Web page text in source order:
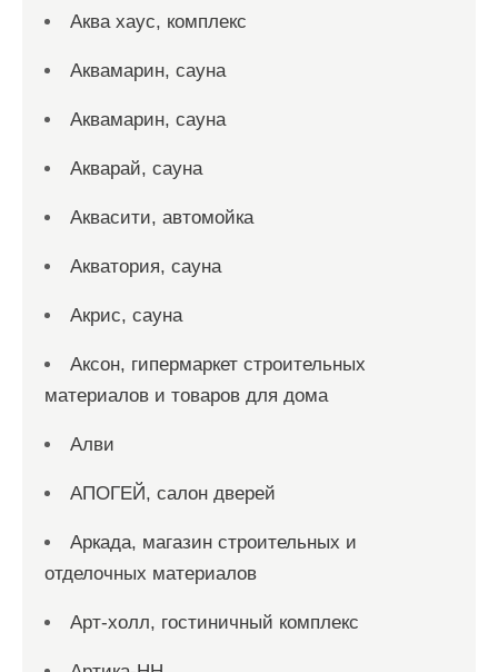
Аква хаус, комплекс
Аквамарин, сауна
Аквамарин, сауна
Акварай, сауна
Аквасити, автомойка
Акватория, сауна
Акрис, сауна
Аксон, гипермаркет строительных
материалов и товаров для дома
Алви
АПОГЕЙ, салон дверей
Аркада, магазин строительных и
отделочных материалов
Арт-холл, гостиничный комплекс